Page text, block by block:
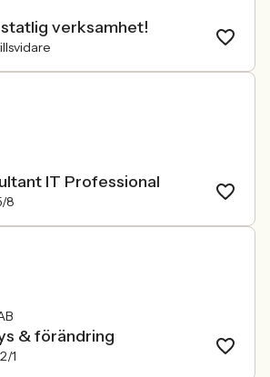
verksamhet!
IT Professional
8
& förändring
1